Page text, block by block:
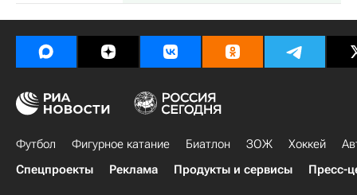
Футбол Фигурное катание Биатлон ЗОЖ Хоккей
Спецпроекты
Реклама Продукты и сервисы Пресс-